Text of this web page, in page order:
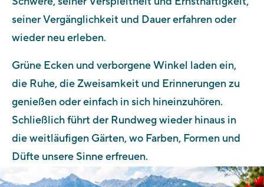
seiner Vergänglichkeit und Dauer erfahren oder
wieder neu erleben.
Grüne Ecken und verborgene Winkel laden ein,
die Ruhe, die Zweisamkeit und Erinnerungen zu
genießen oder einfach in sich hineinzuhören.
Schließlich führt der Rundweg wieder hinaus in
die weitläufigen Gärten, wo Farben, Formen und
Düfte unsere Sinne erfreuen.